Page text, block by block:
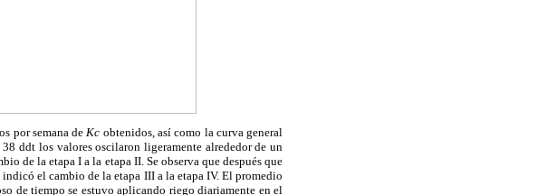
por semana deKc obtenidos, así como la curva general
ddt los valores oscilaron ligeramente alrededor de un
de la etapa I ala etapa II. Se observa que después que
el cambio de la etapa III a la etapa IV. El promedio
de tiempo se estuvo aplicando riego diariamente en el